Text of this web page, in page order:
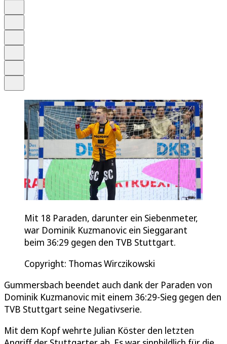
Mit 18 Paraden, darunter ein Siebenmeter,
war Dominik Kuzmanovic ein Sieggarant
beim 36:29 gegen den TVB Stuttgart.
Copyright: Thomas Wirczikowski
Gummersbach beendet auch dank der Paraden von
Dominik Kuzmanovic mit einem 36:29-Sieg gegen den
TVB Stuttgart seine Negativserie.
Mit dem Kopf wehrte Julian Köster den letzten